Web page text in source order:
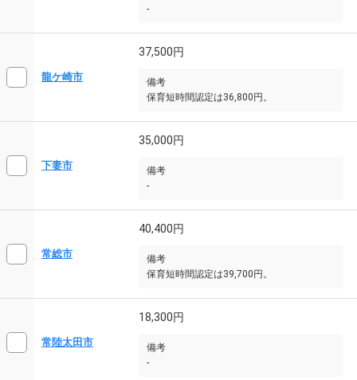
-
龍ケ崎市
37,500円
備考
保育短時間認定は36,800円。
下妻市
35,000円
備考
-
常総市
40,400円
備考
保育短時間認定は39,700円。
常陸太田市
18,300円
備考
-